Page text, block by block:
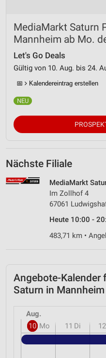
MediaMarkt Saturn
Mannheim ab Mo.
Let's Go Deals
Gültig von 10. Aug. bis 24.
📅 Kalendereintrag erstellen
Nächste Filiale
MediaMarkt
Im Zollhof 4
67061
Heute 10:00 -
483,71 km •
Angebote-Kalender
Saturn in
Aug.
10 Mo 11 Di 12